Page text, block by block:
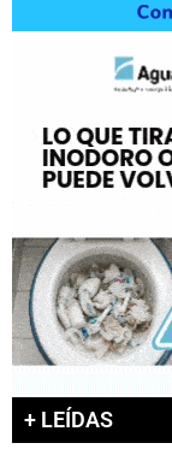
+ LEÍDAS